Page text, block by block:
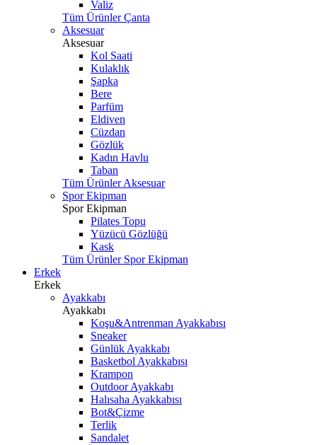
Valiz
Tüm Ürünler Çanta
Aksesuar
Aksesuar
Kol Saati
Kulaklık
Şapka
Bere
Parfüm
Eldiven
Cüzdan
Gözlük
Kadın Havlu
Taban
Tüm Ürünler Aksesuar
Spor Ekipman
Spor Ekipman
Pilates Topu
Yüzücü Gözlüğü
Kask
Tüm Ürünler Spor Ekipman
Erkek
Erkek
Ayakkabı
Ayakkabı
Koşu&Antrenman Ayakkabısı
Sneaker
Günlük Ayakkabı
Basketbol Ayakkabısı
Krampon
Outdoor Ayakkabı
Halısaha Ayakkabısı
Bot&Çizme
Terlik
Sandalet